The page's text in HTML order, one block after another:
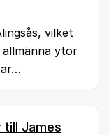
vilket
ytor
James